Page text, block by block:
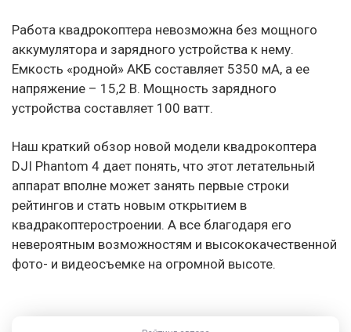
Работа квадрокоптера невозможна без мощного
аккумулятора и зарядного устройства к нему.
Емкость «родной» АКБ составляет 5350 мА, а ее
напряжение – 15,2 В. Мощность зарядного
устройства составляет 100 ватт.
Наш краткий обзор новой модели квадрокоптера
DJI Phantom 4 дает понять, что этот летательный
аппарат вполне может занять первые строки
рейтингов и стать новым открытием в
квадракоптеростроении. А все благодаря его
невероятным возможностям и высококачественной
фото- и видеосъемке на огромной высоте.